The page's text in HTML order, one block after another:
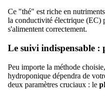
Ce "thé" est riche en
la conductivité électrique (EC)
s'alimentent correctement.
Le suivi indispensable :
Peu importe la méthode
hydroponique dépendra de
deux paramètres cruciaux : le